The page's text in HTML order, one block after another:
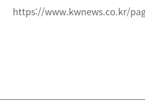
https://www.kwnews.co.kr/